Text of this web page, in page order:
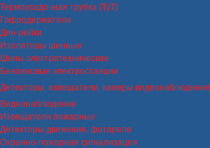
Термоусадочная трубка (ТуТ)
Гофродержатели
Дин-рейки
Изоляторы шинные
Шины электротехнические
Бензиновые электростанции
Детекторы, извещатели, камеры видеонаблюдения
Видеонаблюдение
Извещатели пожарные
Детекторы движения, фотореле
Охранно-пожарная сигнализация